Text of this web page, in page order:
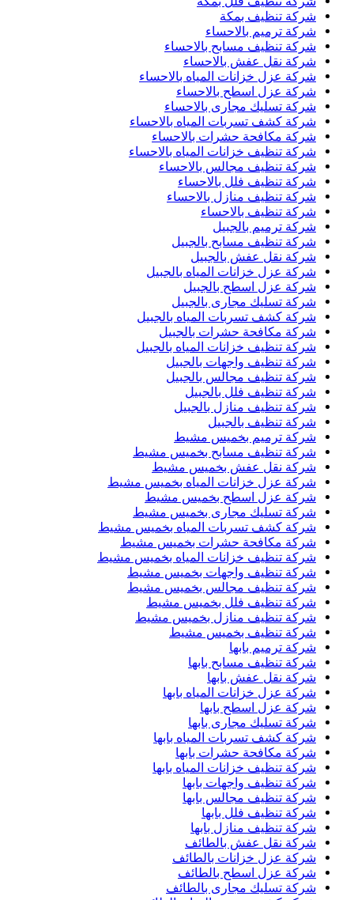
شركة تنظيف بمكة
شركة ترميم بالاحساء
شركة تنظيف مسابح بالاحساء
شركة نقل عفش بالاحساء
شركة عزل خزانات المياه بالاحساء
شركة عزل اسطح بالاحساء
شركة تسليك مجارى بالاحساء
شركة كشف تسربات المياه بالاحساء
شركة مكافحة حشرات بالاحساء
شركة تنظيف خزانات المياه بالاحساء
شركة تنظيف مجالس بالاحساء
شركة تنظيف فلل بالاحساء
شركة تنظيف منازل بالاحساء
شركة تنظيف بالاحساء
شركة ترميم بالجبيل
شركة تنظيف مسابح بالجبيل
شركة نقل عفش بالجبيل
شركة عزل خزانات المياه بالجبيل
شركة عزل اسطح بالجبيل
شركة تسليك مجارى بالجبيل
شركة كشف تسربات المياه بالجبيل
شركة مكافحة حشرات بالجبيل
شركة تنظيف خزانات المياه بالجبيل
شركة تنظيف واجهات بالجبيل
شركة تنظيف مجالس بالجبيل
شركة تنظيف فلل بالجبيل
شركة تنظيف منازل بالجبيل
شركة تنظيف بالجبيل
شركة ترميم بخميس مشيط
شركة تنظيف مسابح بخميس مشيط
شركة نقل عفش بخميس مشيط
شركة عزل خزانات المياه بخميس مشيط
شركة عزل اسطح بخميس مشيط
شركة تسليك مجارى بخميس مشيط
شركة كشف تسربات المياه بخميس مشيط
شركة مكافحة حشرات بخميس مشيط
شركة تنظيف خزانات المياه بخميس مشيط
شركة تنظيف واجهات بخميس مشيط
شركة تنظيف مجالس بخميس مشيط
شركة تنظيف فلل بخميس مشيط
شركة تنظيف منازل بخميس مشيط
شركة تنظيف بخميس مشيط
شركة ترميم بابها
شركة تنظيف مسابح بابها
شركة نقل عفش بابها
شركة عزل خزانات المياه بابها
شركة عزل اسطح بابها
شركة تسليك مجارى بابها
شركة كشف تسربات المياه بابها
شركة مكافحة حشرات بابها
شركة تنظيف خزانات المياه بابها
شركة تنظيف واجهات بابها
شركة تنظيف مجالس بابها
شركة تنظيف فلل بابها
شركة تنظيف منازل بابها
شركة نقل عفش بالطائف
شركة عزل خزانات بالطائف
شركة عزل اسطح بالطائف
شركة تسليك مجارى بالطائف